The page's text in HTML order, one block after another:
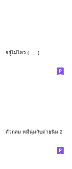
อยู่ไม่ไหว (=_=)
ตัวกลม หมีนุ่มกับต่ายนิ่ม 2